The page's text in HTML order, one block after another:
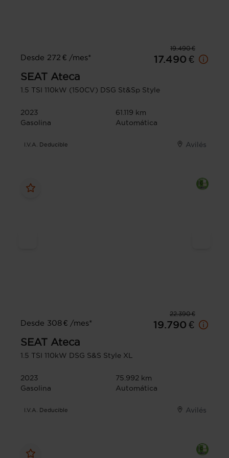
19.490 €
Desde 272 € /mes*
17.490 €
SEAT Ateca
1.5 TSI 110kW (150CV) DSG St&Sp Style
2023
61.119 km
Gasolina
Automática
I.V.A. Deducible Avilés
22.390 €
Desde 308 € /mes*
19.790 €
SEAT Ateca
1.5 TSI 110kW DSG S&S Style XL
2023
75.992 km
Gasolina
Automática
I.V.A. Deducible Avilés